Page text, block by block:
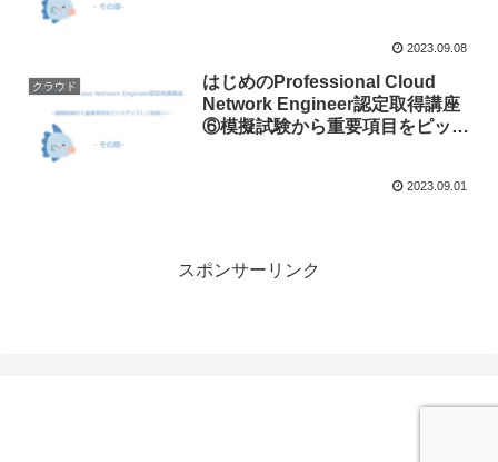
2023.09.08
クラウド
はじめのProfessional Cloud
Network Engineer認定取得講座
⑥模擬試験から重要項目をピック
2023.09.01
スポンサーリンク